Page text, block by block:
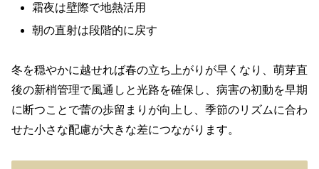
霜夜は壁際で地熱活用
朝の直射は段階的に戻す
冬を穏やかに越せれば春の立ち上がりが早くなり、萌芽直
後の新梢管理で風通しと光路を確保し、病害の初動を早期
に断つことで蕾の歩留まりが向上し、季節のリズムに合わ
せた小さな配慮が大きな差につながります。